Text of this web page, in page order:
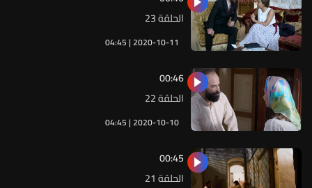
04:45 | 2020-10-11
الحلقة 23
04:45 | 2020-10-10
الحلقة 22
00:46
الحلقة 21
00:45